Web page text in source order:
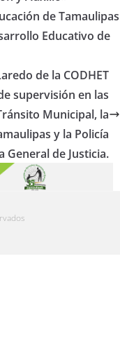
de Tamaulipas
Educativo de
de la CODHET
supervisión en las
Municipal, la
y la Policía
General de Justicia.